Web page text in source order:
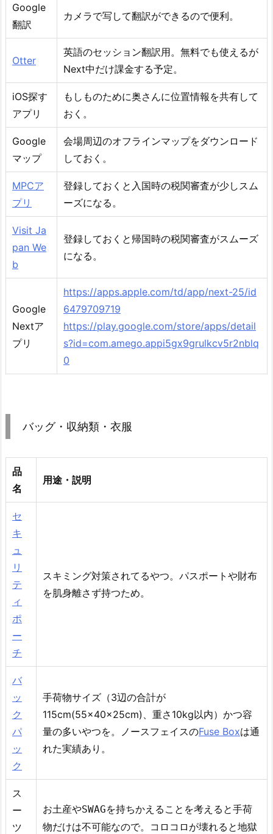
Google
翻訳
カメラで写して翻訳ができるので便利。
Otter
英語のセッション翻訳用。無料でも使えるが
Next中だけ課金する予定。
iOS探す
アプリ
もしものために奥さんに位置情報を共有して
おく。
Google
マップ
会場周辺のオフラインマップをダウンロード
しておく。
MPCア
プリ
登録しておくと入国時の税関審査が少しスム
ーズになる。
Visit Ja
pan We
b
登録しておくと帰国時の税関審査がスムーズ
になる。
Google
Nextア
プリ
https://apps.apple.com/td/app/next-25/id
6479709719
https://play.google.com/store/apps/detail
s?id=com.amego.appi5gx9grulkcv5r2nblq
0
バッグ・収納類・衣服
品
名
用途・説明
セ
キ
ュ
リ
テ
ィ
ポ
ー
チ
スキミング対策されてるやつ。パスポートや財布
を肌身離さず持つため。
バ
ッ
ク
パ
ッ
ク
手荷物サイズ（3辺の合計が
115cm(55×40×25cm)、重さ10kg以内）かつ容
量の多いやつを。ノースフェイスのFuse Boxは通
れた実績あり。
ス
ー
ツ
お土産やSWAGを持ちかえることを考えると手荷
物だけは不可能なので。コロコロが壊れると地獄